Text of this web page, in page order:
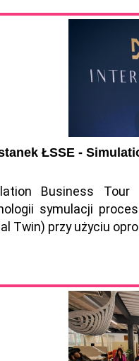
ŁSSE -
Business
symulacji
Twin) przy użyciu